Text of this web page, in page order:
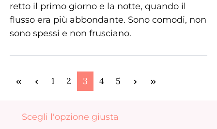
retto il primo giorno e la notte, quando il
flusso era più abbondante. Sono comodi, non
sono spessi e non frusciano.
Pagina
1 Pagina
2 Pagina
3 Pagina
4 Pagina
5
Salta la galleria dei prodotti
Scegli l'opzione giusta